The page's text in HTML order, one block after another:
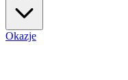
Okazje